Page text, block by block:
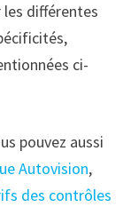
les différentes
ci-
pouvez aussi
Autovision,
des contrôles